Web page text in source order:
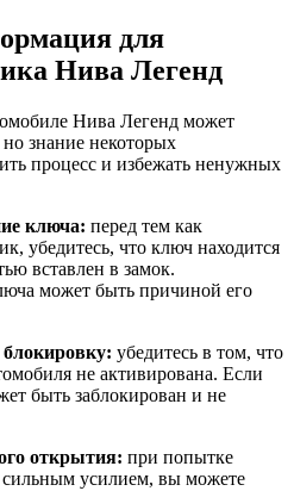
для
Нива Легенд
Нива Легенд может
но знание некоторых
процесс и избежать ненужных
ключа: перед тем как
убедитесь, что ключ находится
вставлен в замок.
может быть причиной его
убедитесь в том, что
не активирована. Если
быть заблокирован и не
открытия: при попытке
усилием, вы можете